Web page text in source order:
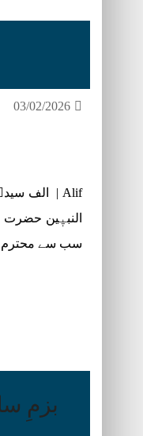
03/02/2026
النبیٖین
سب سے محترم
بزمِ